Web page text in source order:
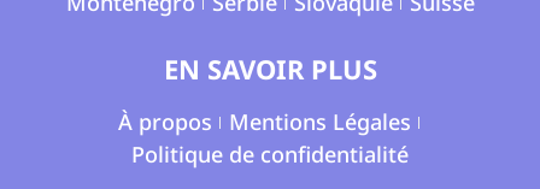
EN SAVOIR PLUS
À propos
Mentions Légales
Politique de confidentialité